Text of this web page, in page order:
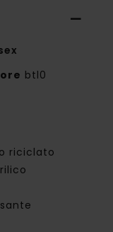
btl0
riciclato